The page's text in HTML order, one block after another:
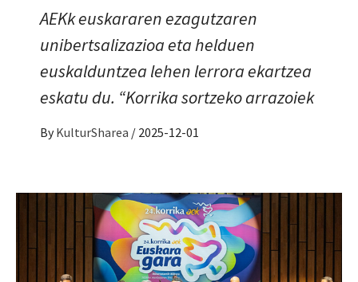
AEKk euskararen ezagutzaren
unibertsalizazioa eta helduen
euskalduntzea lehen lerrora ekartzea
eskatu du. “Korrika sortzeko arrazoiek
By KulturSharea / 2025-12-01